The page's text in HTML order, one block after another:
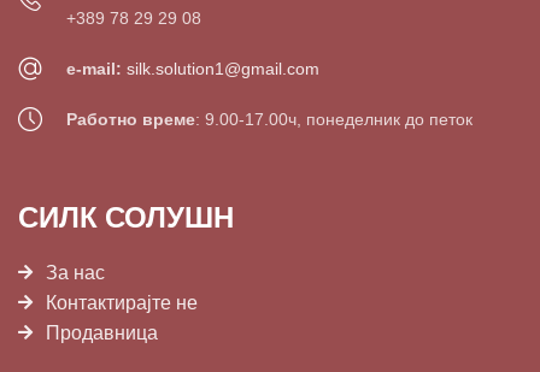
+389 78 29 29 08
e-mail: silk.solution1@gmail.com
Работно време: 9.00-17.00ч, понеделник до петок
СИЛК СОЛУШН
За нас
Контактирајте не
Продавница